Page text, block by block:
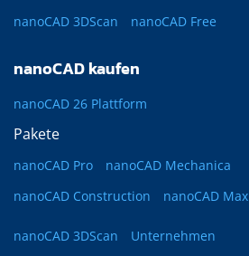
nanoCAD 3DScan nanoCAD Free
nanoCAD kaufen
nanoCAD 26 Plattform
Pakete
nanoCAD Pro
nanoCAD Mechanica
nanoCAD Construction
nanoCAD Max
nanoCAD 3DScan Unternehmen